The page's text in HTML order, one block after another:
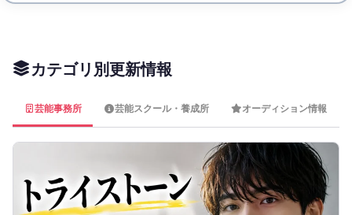
カテゴリ別更新情報
芸能事務所 芸能スクール・養成所 オーディション情報